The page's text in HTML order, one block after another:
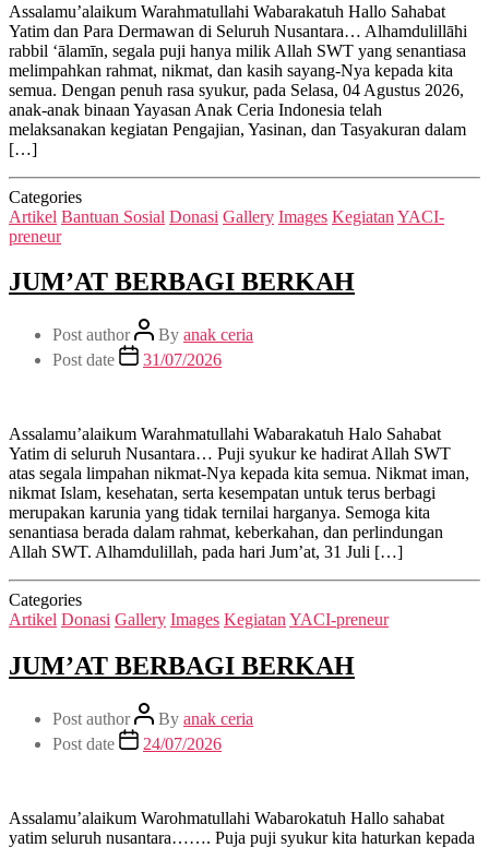
Assalamu’alaikum Warahmatullahi Wabarakatuh Hallo Sahabat
Yatim dan Para Dermawan di Seluruh Nusantara… Alhamdulillāhi
rabbil ‘ālamīn, segala puji hanya milik Allah SWT yang senantiasa
melimpahkan rahmat, nikmat, dan kasih sayang-Nya kepada kita
semua. Dengan penuh rasa syukur, pada Selasa, 04 Agustus 2026,
anak-anak binaan Yayasan Anak Ceria Indonesia telah
melaksanakan kegiatan Pengajian, Yasinan, dan Tasyakuran dalam
[…]
Categories
Artikel Bantuan Sosial Donasi Gallery Images Kegiatan YACI-
preneur
JUM’AT BERBAGI BERKAH
Post author By anak ceria
Post date
31/07/2026
Assalamu’alaikum Warahmatullahi Wabarakatuh Halo Sahabat
Yatim di seluruh Nusantara… Puji syukur ke hadirat Allah SWT
atas segala limpahan nikmat-Nya kepada kita semua. Nikmat iman,
nikmat Islam, kesehatan, serta kesempatan untuk terus berbagi
merupakan karunia yang tidak ternilai harganya. Semoga kita
senantiasa berada dalam rahmat, keberkahan, dan perlindungan
Allah SWT. Alhamdulillah, pada hari Jum’at, 31 Juli […]
Categories
Artikel Donasi Gallery Images Kegiatan YACI-preneur
JUM’AT BERBAGI BERKAH
Post author By anak ceria
Post date
24/07/2026
Assalamu’alaikum Warohmatullahi Wabarokatuh Hallo sahabat
yatim seluruh nusantara……. Puja puji syukur kita haturkan kepada